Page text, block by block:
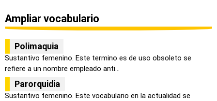
Ampliar vocabulario
Polimaquia
Sustantivo femenino. Este termino es de uso obsoleto se
refiere a un nombre empleado anti...
Parorquidia
Sustantivo femenino. Este vocabulario en la actualidad se